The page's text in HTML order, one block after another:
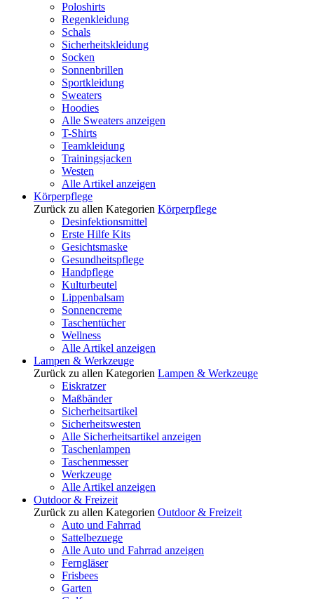
Poloshirts
Regenkleidung
Schals
Sicherheitskleidung
Socken
Sonnenbrillen
Sportkleidung
Sweaters
Hoodies
Alle Sweaters anzeigen
T-Shirts
Teamkleidung
Trainingsjacken
Westen
Alle Artikel anzeigen
Körperpflege
Zurück zu allen Kategorien Körperpflege
Desinfektionsmittel
Erste Hilfe Kits
Gesichtsmaske
Gesundheitspflege
Handpflege
Kulturbeutel
Lippenbalsam
Sonnencreme
Taschentücher
Wellness
Alle Artikel anzeigen
Lampen & Werkzeuge
Zurück zu allen Kategorien Lampen & Werkzeuge
Eiskratzer
Maßbänder
Sicherheitsartikel
Sicherheitswesten
Alle Sicherheitsartikel anzeigen
Taschenlampen
Taschenmesser
Werkzeuge
Alle Artikel anzeigen
Outdoor & Freizeit
Zurück zu allen Kategorien Outdoor & Freizeit
Auto und Fahrrad
Sattelbezuege
Alle Auto und Fahrrad anzeigen
Ferngläser
Frisbees
Garten